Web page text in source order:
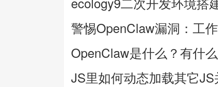
警惕OpenClaw漏洞：工
OpenClaw是什么？有什
JS里如何动态加载其它